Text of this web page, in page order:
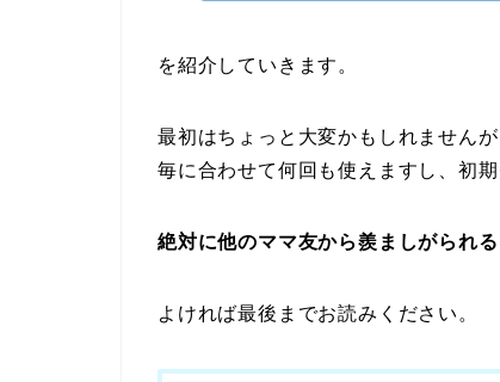
を紹介していきます。
最初はちょっと大変かもしれません
毎に合わせて何回も使えますし、初
絶対に他のママ友から羨ましがられ
よければ最後までお読みください。